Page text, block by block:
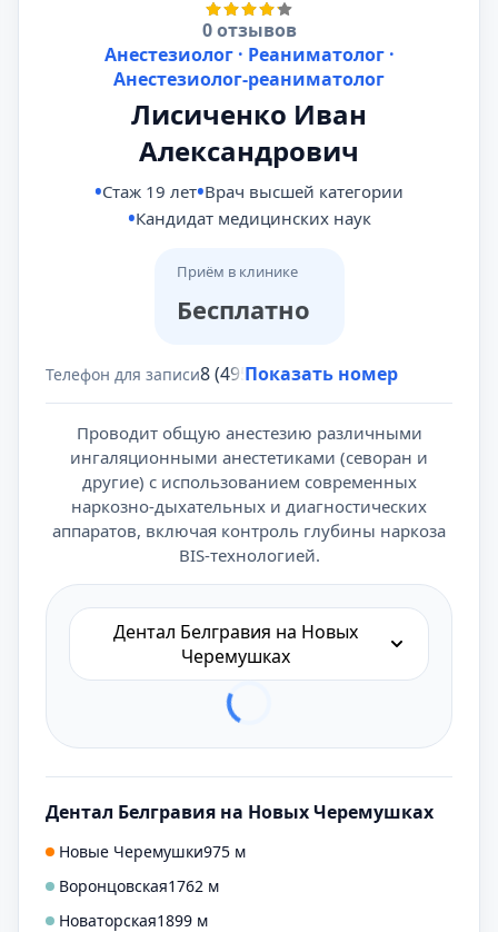
0 отзывов
Анестезиолог · Реаниматолог ·
Анестезиолог-реаниматолог
Лисиченко Иван
Александрович
Стаж 19 лет Врач высшей категории
Кандидат медицинских наук
Приём в клинике
Бесплатно
Телефон для записи8 (495) 431-69-47
Показать номер
Проводит общую анестезию различными
ингаляционными анестетиками (севоран и
другие) с использованием современных
наркозно-дыхательных и диагностических
аппаратов, включая контроль глубины наркоза
BIS-технологией.
Дентал Белгравия на Новых
Черемушках
Дентал Белгравия на Новых Черемушках
Новые Черемушки975 м
Воронцовская1762 м
Новаторская1899 м